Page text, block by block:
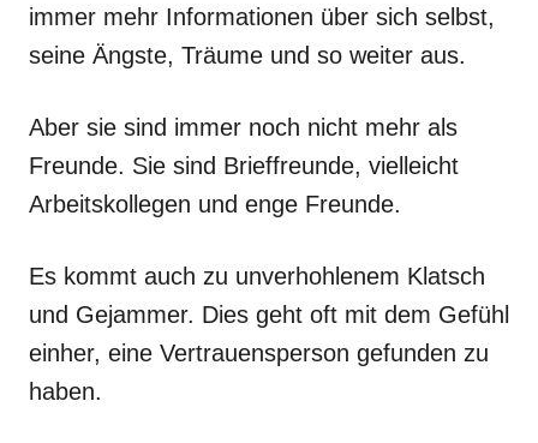
immer mehr Informationen über sich selbst,
seine Ängste, Träume und so weiter aus.
Aber sie sind immer noch nicht mehr als
Freunde. Sie sind Brieffreunde, vielleicht
Arbeitskollegen und enge Freunde.
Es kommt auch zu unverhohlenem Klatsch
und Gejammer. Dies geht oft mit dem Gefühl
einher, eine Vertrauensperson gefunden zu
haben.